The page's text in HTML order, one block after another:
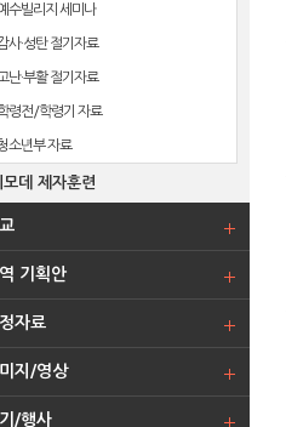
수빌리지 세미나
사·성탄 절기자료
난·부활 절기자료
령전/학령기 자료
소년부 자료
모데 제자훈련
기획안
자료
지/영상
/행사